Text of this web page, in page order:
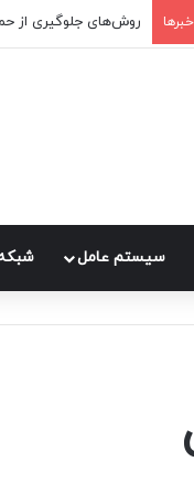
اپلیکیشن پیام‌رسان
سيستم عامل